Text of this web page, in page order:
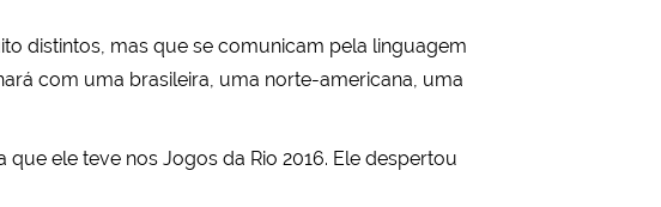
distintos, mas que se comunicam pela linguagem
com uma brasileira, uma norte-americana, uma
ele teve nos Jogos da Rio 2016. Ele despertou